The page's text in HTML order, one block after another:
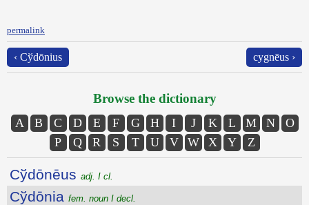
permalink
‹ Cўdōnius cygnēus ›
Browse the dictionary
A B C D E F G H I J K L M N
O
P
Q R S T U V W X Y Z
Cўdōnēus adj. I cl.
Cўdōnia fem. noun I decl.